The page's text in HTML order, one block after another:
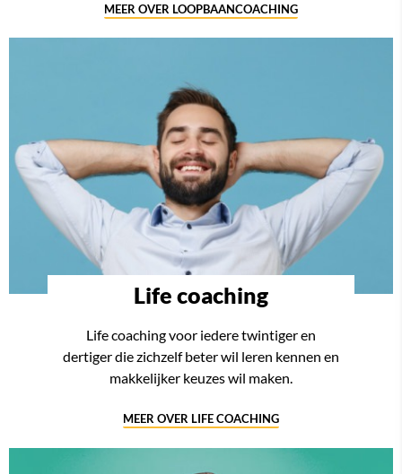
MEER OVER LOOPBAANCOACHING
Life coaching
Life coaching voor iedere twintiger en
dertiger die zichzelf beter wil leren kennen en
makkelijker keuzes wil maken.
MEER OVER LIFE COACHING